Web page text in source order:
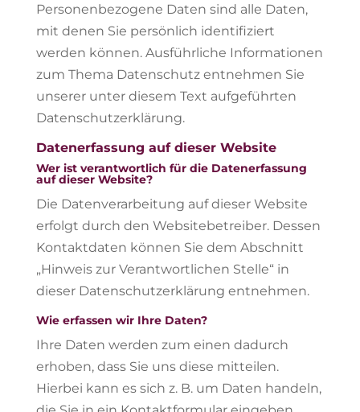
Personenbezogene Daten sind alle Daten,
mit denen Sie persönlich identifiziert
werden können. Ausführliche Informationen
zum Thema Datenschutz entnehmen Sie
unserer unter diesem Text aufgeführten
Datenschutzerklärung.
Datenerfassung auf dieser Website
Wer ist verantwortlich für die Datenerfassung
auf dieser Website?
Die Datenverarbeitung auf dieser Website
erfolgt durch den Websitebetreiber. Dessen
Kontaktdaten können Sie dem Abschnitt
„Hinweis zur Verantwortlichen Stelle“ in
dieser Datenschutzerklärung entnehmen.
Wie erfassen wir Ihre Daten?
Ihre Daten werden zum einen dadurch
erhoben, dass Sie uns diese mitteilen.
Hierbei kann es sich z. B. um Daten handeln,